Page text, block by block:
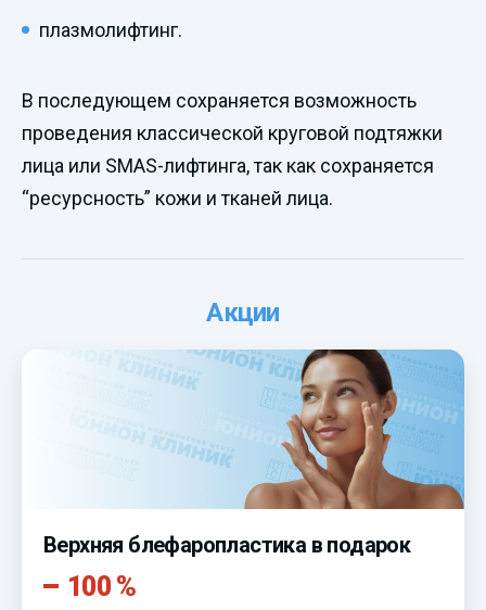
плазмолифтинг.
В последующем сохраняется возможность
проведения классической круговой подтяжки
лица или SMAS-лифтинга, так как сохраняется
“ресурсность” кожи и тканей лица.
Акции
Верхняя блефаропластика в подарок
100 %